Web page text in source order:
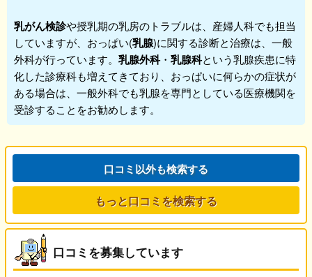
乳がん検診や授乳期の乳房のトラブルは、産婦人科でも担当
していますが、おっぱい(乳腺)に関する診断と治療は、一般
外科が行っています。 乳腺外科・ 乳腺科という乳腺疾患に特
化した診療科も増えてきており、おっぱいに何らかの症状が
ある場合は、一般外科でも乳腺を専門としている医療機関を
受診することをお勧めします。
口コミ以外も検索する
もっと口コミを検索する
口コミを募集しています